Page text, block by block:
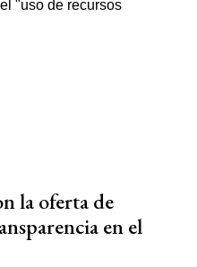
la oferta de
en el